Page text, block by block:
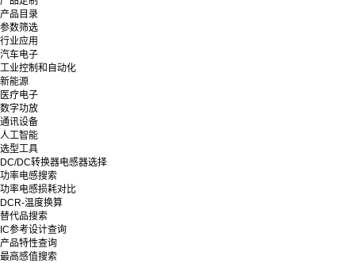
产品目录
参数筛选
行业应用
汽车电子
工业控制和自动化
新能源
医疗电子
数字功放
通讯设备
人工智能
选型工具
DC/DC转换器电感器选择
功率电感搜索
功率电感损耗对比
DCR-温度换算
替代品搜索
IC参考设计查询
产品特性查询
最高感值搜索